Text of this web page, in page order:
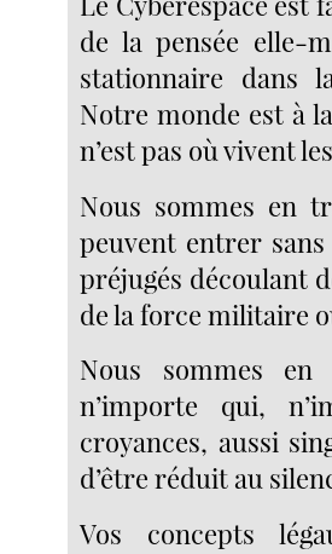
de la pensée elle-
stationnaire dans
Notre monde est à
n’est pas où vivent
Nous sommes en
peuvent entrer
préjugés découlant
de la force militaire
Nous sommes
n’importe qui,
croyances, aussi
d’être réduit au
Vos concepts